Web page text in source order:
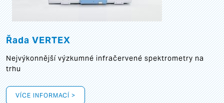
Řada VERTEX
Nejvýkonnější výzkumné infračervené spektrometry na
trhu
VÍCE INFORMACÍ >